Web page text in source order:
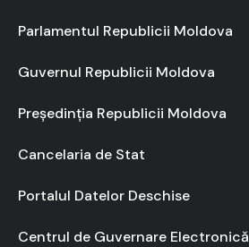
Parlamentul Republicii Moldova
Guvernul Republicii Moldova
Președinția Republicii Moldova
Cancelaria de Stat
Portalul Datelor Deschise
Centrul de Guvernare Electronică